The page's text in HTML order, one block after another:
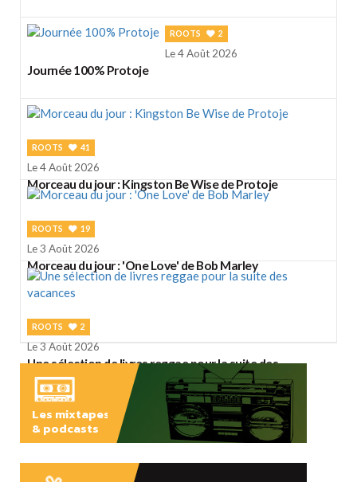
ROOTS 2
Le 4 Août 2026
Journée 100% Protoje
ROOTS 41
Le 4 Août 2026
Morceau du jour : Kingston Be Wise de Protoje
ROOTS 19
Le 3 Août 2026
Morceau du jour : 'One Love' de Bob Marley
ROOTS 2
Le 3 Août 2026
Une sélection de livres reggae pour la suite des
vacances
Les mixtapes
& podcasts